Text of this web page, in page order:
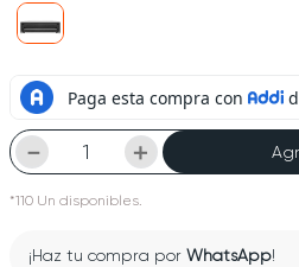
＋
－
*110 Un disponibles.
¡Haz tu compra por WhatsApp!